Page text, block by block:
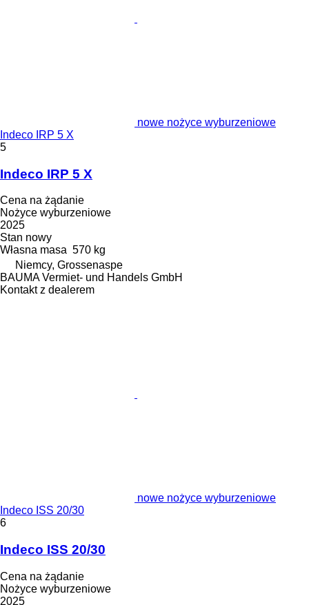
nowe nożyce wyburzeniowe
Indeco IRP 5 X
5
Indeco IRP 5 X
Cena na żądanie
Nożyce wyburzeniowe
2025
Stan nowy
Własna masa 570 kg
Niemcy, Grossenaspe
BAUMA Vermiet- und Handels GmbH
Kontakt z dealerem
nowe nożyce wyburzeniowe
Indeco ISS 20/30
6
Indeco ISS 20/30
Cena na żądanie
Nożyce wyburzeniowe
2025